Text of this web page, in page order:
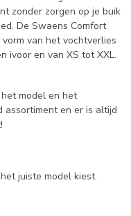
zonder zorgen op je buik
De Swaens Comfort
van het vochtverlies
ivoor en van XS tot XXL.
model en het
en er is altijd
juiste model kiest.